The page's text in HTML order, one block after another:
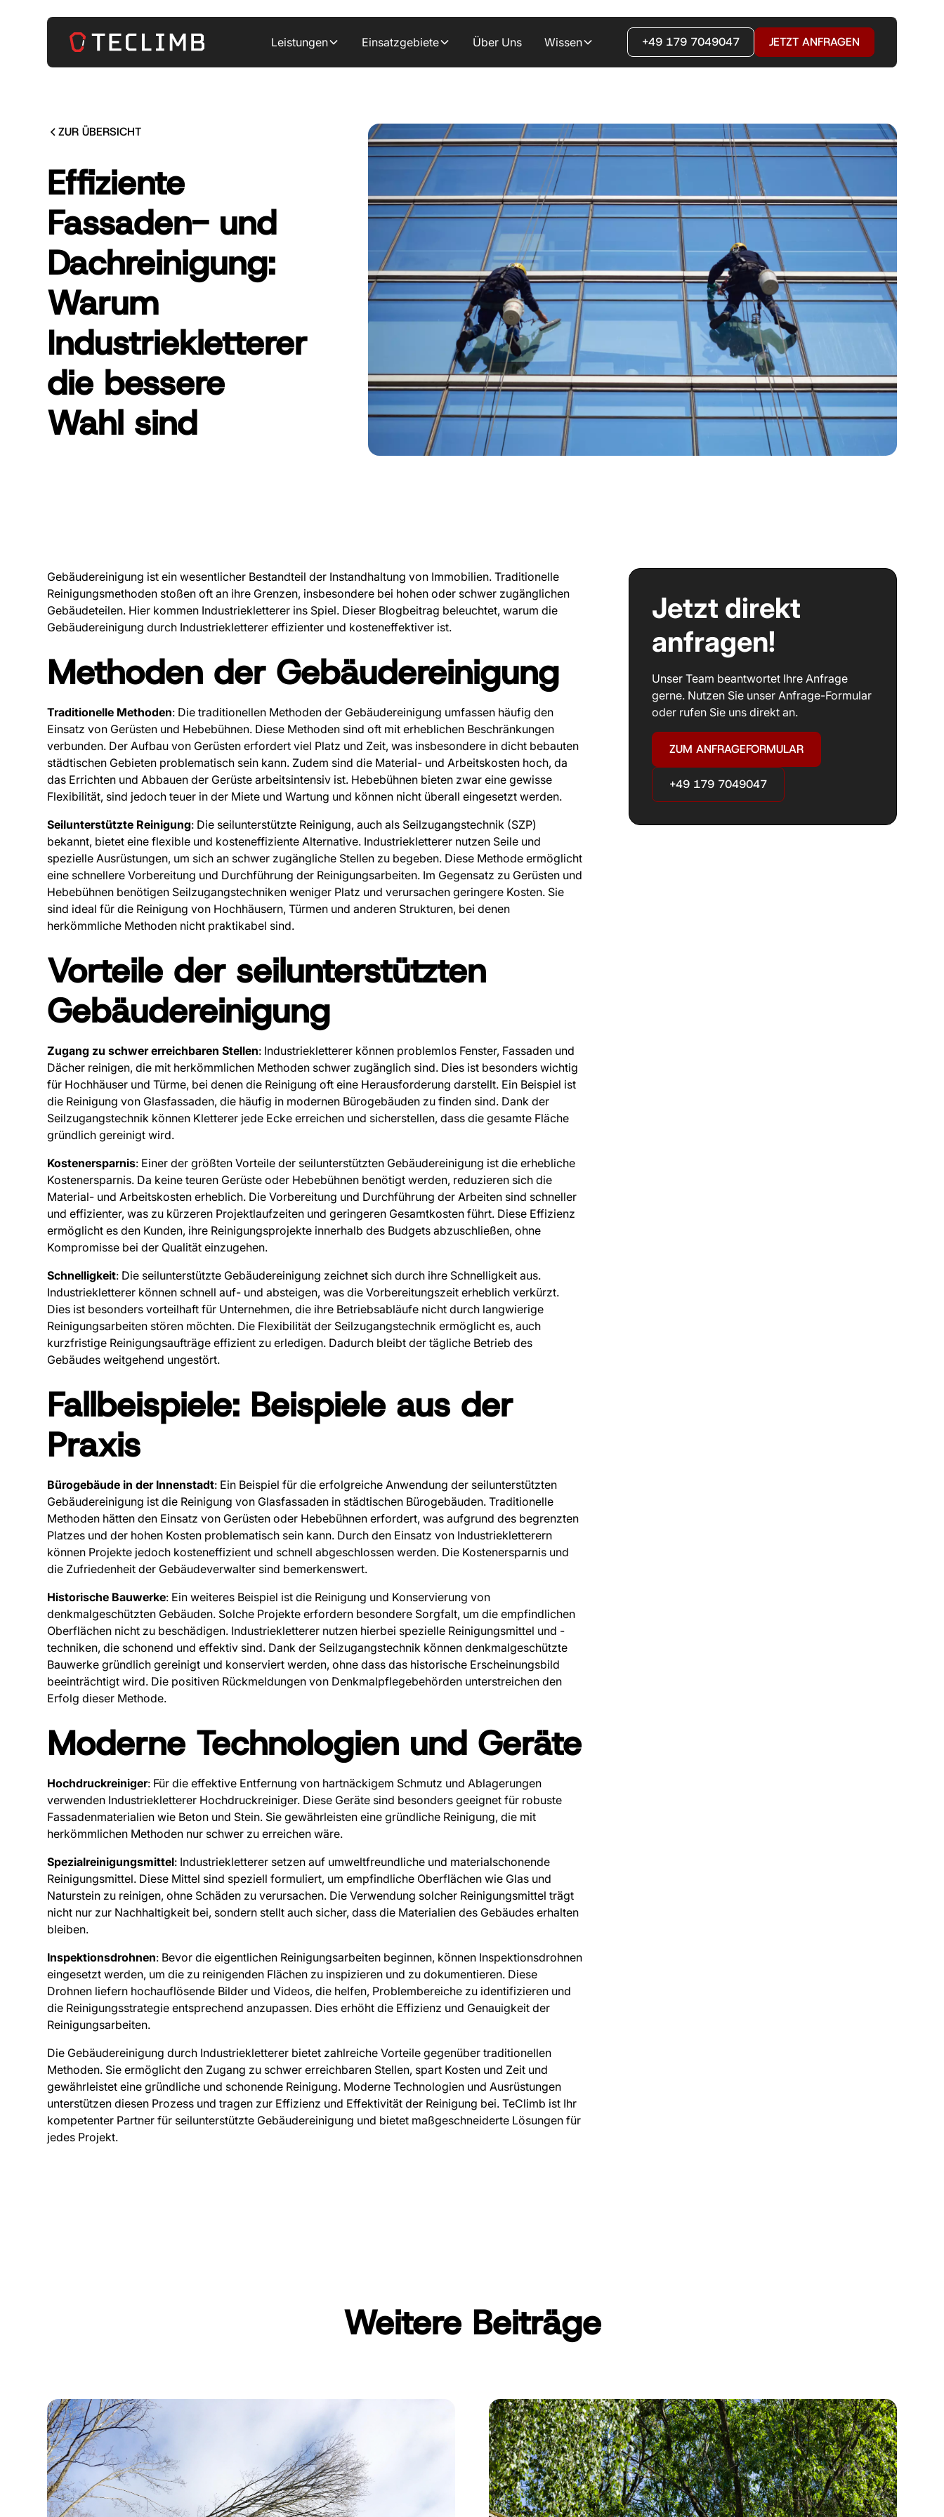
Leistungen Einsatzgebiete Über Uns Wissen +49 179 7049047 JETZT ANFRAGEN
ZUR ÜBERSICHT
Effiziente
Fassaden- und
Dachreinigung:
Warum
Industriekletterer
die bessere
Wahl sind
Gebäudereinigung ist ein wesentlicher Bestandteil der Instandhaltung von Immobilien. Traditionelle
Reinigungsmethoden stoßen oft an ihre Grenzen, insbesondere bei hohen oder schwer zugänglichen
Gebäudeteilen. Hier kommen Industriekletterer ins Spiel. Dieser Blogbeitrag beleuchtet, warum die
Gebäudereinigung durch Industriekletterer effizienter und kosteneffektiver ist.
Methoden der Gebäudereinigung
Traditionelle Methoden: Die traditionellen Methoden der Gebäudereinigung umfassen häufig den
Einsatz von Gerüsten und Hebebühnen. Diese Methoden sind oft mit erheblichen Beschränkungen
verbunden. Der Aufbau von Gerüsten erfordert viel Platz und Zeit, was insbesondere in dicht bebauten
städtischen Gebieten problematisch sein kann. Zudem sind die Material- und Arbeitskosten hoch, da
das Errichten und Abbauen der Gerüste arbeitsintensiv ist. Hebebühnen bieten zwar eine gewisse
Flexibilität, sind jedoch teuer in der Miete und Wartung und können nicht überall eingesetzt werden.
Seilunterstützte Reinigung: Die seilunterstützte Reinigung, auch als Seilzugangstechnik (SZP)
bekannt, bietet eine flexible und kosteneffiziente Alternative. Industriekletterer nutzen Seile und
spezielle Ausrüstungen, um sich an schwer zugängliche Stellen zu begeben. Diese Methode ermöglicht
eine schnellere Vorbereitung und Durchführung der Reinigungsarbeiten. Im Gegensatz zu Gerüsten und
Hebebühnen benötigen Seilzugangstechniken weniger Platz und verursachen geringere Kosten. Sie
sind ideal für die Reinigung von Hochhäusern, Türmen und anderen Strukturen, bei denen
herkömmliche Methoden nicht praktikabel sind.
Vorteile der seilunterstützten
Gebäudereinigung
Zugang zu schwer erreichbaren Stellen: Industriekletterer können problemlos Fenster, Fassaden und
Dächer reinigen, die mit herkömmlichen Methoden schwer zugänglich sind. Dies ist besonders wichtig
für Hochhäuser und Türme, bei denen die Reinigung oft eine Herausforderung darstellt. Ein Beispiel ist
die Reinigung von Glasfassaden, die häufig in modernen Bürogebäuden zu finden sind. Dank der
Seilzugangstechnik können Kletterer jede Ecke erreichen und sicherstellen, dass die gesamte Fläche
gründlich gereinigt wird.
Kostenersparnis: Einer der größten Vorteile der seilunterstützten Gebäudereinigung ist die erhebliche
Kostenersparnis. Da keine teuren Gerüste oder Hebebühnen benötigt werden, reduzieren sich die
Material- und Arbeitskosten erheblich. Die Vorbereitung und Durchführung der Arbeiten sind schneller
und effizienter, was zu kürzeren Projektlaufzeiten und geringeren Gesamtkosten führt. Diese Effizienz
ermöglicht es den Kunden, ihre Reinigungsprojekte innerhalb des Budgets abzuschließen, ohne
Kompromisse bei der Qualität einzugehen.
Schnelligkeit: Die seilunterstützte Gebäudereinigung zeichnet sich durch ihre Schnelligkeit aus.
Industriekletterer können schnell auf- und absteigen, was die Vorbereitungszeit erheblich verkürzt.
Dies ist besonders vorteilhaft für Unternehmen, die ihre Betriebsabläufe nicht durch langwierige
Reinigungsarbeiten stören möchten. Die Flexibilität der Seilzugangstechnik ermöglicht es, auch
kurzfristige Reinigungsaufträge effizient zu erledigen. Dadurch bleibt der tägliche Betrieb des
Gebäudes weitgehend ungestört.
Fallbeispiele: Beispiele aus der
Praxis
Bürogebäude in der Innenstadt: Ein Beispiel für die erfolgreiche Anwendung der seilunterstützten
Gebäudereinigung ist die Reinigung von Glasfassaden in städtischen Bürogebäuden. Traditionelle
Methoden hätten den Einsatz von Gerüsten oder Hebebühnen erfordert, was aufgrund des begrenzten
Platzes und der hohen Kosten problematisch sein kann. Durch den Einsatz von Industriekletterern
können Projekte jedoch kosteneffizient und schnell abgeschlossen werden. Die Kostenersparnis und
die Zufriedenheit der Gebäudeverwalter sind bemerkenswert.
Historische Bauwerke: Ein weiteres Beispiel ist die Reinigung und Konservierung von
denkmalgeschützten Gebäuden. Solche Projekte erfordern besondere Sorgfalt, um die empfindlichen
Oberflächen nicht zu beschädigen. Industriekletterer nutzen hierbei spezielle Reinigungsmittel und -
techniken, die schonend und effektiv sind. Dank der Seilzugangstechnik können denkmalgeschützte
Bauwerke gründlich gereinigt und konserviert werden, ohne dass das historische Erscheinungsbild
beeinträchtigt wird. Die positiven Rückmeldungen von Denkmalpflegebehörden unterstreichen den
Erfolg dieser Methode.
Moderne Technologien und Geräte
Hochdruckreiniger: Für die effektive Entfernung von hartnäckigem Schmutz und Ablagerungen
verwenden Industriekletterer Hochdruckreiniger. Diese Geräte sind besonders geeignet für robuste
Fassadenmaterialien wie Beton und Stein. Sie gewährleisten eine gründliche Reinigung, die mit
herkömmlichen Methoden nur schwer zu erreichen wäre.
Spezialreinigungsmittel: Industriekletterer setzen auf umweltfreundliche und materialschonende
Reinigungsmittel. Diese Mittel sind speziell formuliert, um empfindliche Oberflächen wie Glas und
Naturstein zu reinigen, ohne Schäden zu verursachen. Die Verwendung solcher Reinigungsmittel trägt
nicht nur zur Nachhaltigkeit bei, sondern stellt auch sicher, dass die Materialien des Gebäudes erhalten
bleiben.
Inspektionsdrohnen: Bevor die eigentlichen Reinigungsarbeiten beginnen, können Inspektionsdrohnen
eingesetzt werden, um die zu reinigenden Flächen zu inspizieren und zu dokumentieren. Diese
Drohnen liefern hochauflösende Bilder und Videos, die helfen, Problembereiche zu identifizieren und
die Reinigungsstrategie entsprechend anzupassen. Dies erhöht die Effizienz und Genauigkeit der
Reinigungsarbeiten.
Die Gebäudereinigung durch Industriekletterer bietet zahlreiche Vorteile gegenüber traditionellen
Methoden. Sie ermöglicht den Zugang zu schwer erreichbaren Stellen, spart Kosten und Zeit und
gewährleistet eine gründliche und schonende Reinigung. Moderne Technologien und Ausrüstungen
unterstützen diesen Prozess und tragen zur Effizienz und Effektivität der Reinigung bei. TeClimb ist Ihr
kompetenter Partner für seilunterstützte Gebäudereinigung und bietet maßgeschneiderte Lösungen für
jedes Projekt.
Jetzt direkt
anfragen!
Unser Team beantwortet Ihre Anfrage
gerne. Nutzen Sie unser Anfrage-Formular
oder rufen Sie uns direkt an.
ZUM ANFRAGEFORMULAR
+49 179 7049047
Weitere Beiträge